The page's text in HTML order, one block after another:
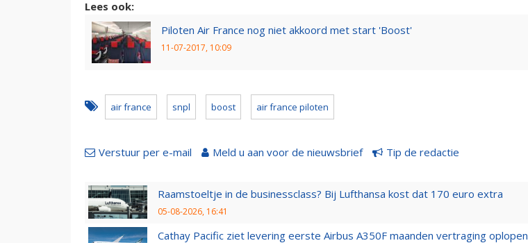
Lees ook:
Piloten Air France nog niet akkoord met start 'Boost'
11-07-2017, 10:09
air france snpl boost air france piloten
Verstuur per e-mail Meld u aan voor de nieuwsbrief Tip de redactie
Raamstoeltje in de businessclass? Bij Lufthansa kost dat 170 euro extra
05-08-2026, 16:41
Cathay Pacific ziet levering eerste Airbus A350F maanden vertraging oplopen